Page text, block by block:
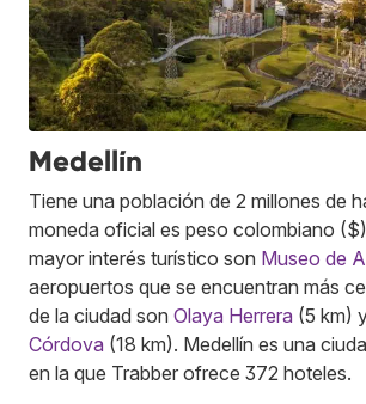
Medellín
Tiene una población de 2 millones de
moneda oficial es peso colombiano
mayor interés turístico son Museo de
aeropuertos que se encuentran más
de la ciudad son Olaya Herrera (5 km)
Córdova (18 km). Medellín es una
en la que Trabber ofrece 372 hoteles.